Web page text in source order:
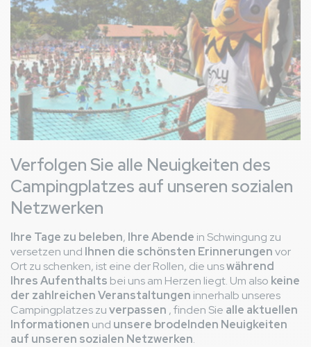
Verfolgen Sie alle Neuigkeiten des
Campingplatzes auf unseren sozialen
Netzwerken
Ihre Tage zu beleben, Ihre Abende in Schwingung zu
versetzen und Ihnen die schönsten Erinnerungenvor
Ort zu schenken, ist eine der Rollen, die unswährend
Ihres Aufenthalts bei uns am Herzen liegt. Um also keine
der zahlreichen Veranstaltungen innerhalb unseres
Campingplatzes zuverpassen , finden Sie alle aktuellen
Informationen und unsere brodelnden Neuigkeiten
auf unseren sozialen Netzwerken.